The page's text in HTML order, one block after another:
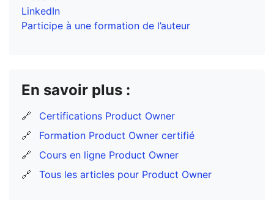
LinkedIn
Participe à une formation de l’auteur
En savoir plus :
🔗
Certifications Product Owner
🔗
Formation Product Owner certifié
🔗
Cours en ligne Product Owner
🔗
Tous les articles pour Product Owner